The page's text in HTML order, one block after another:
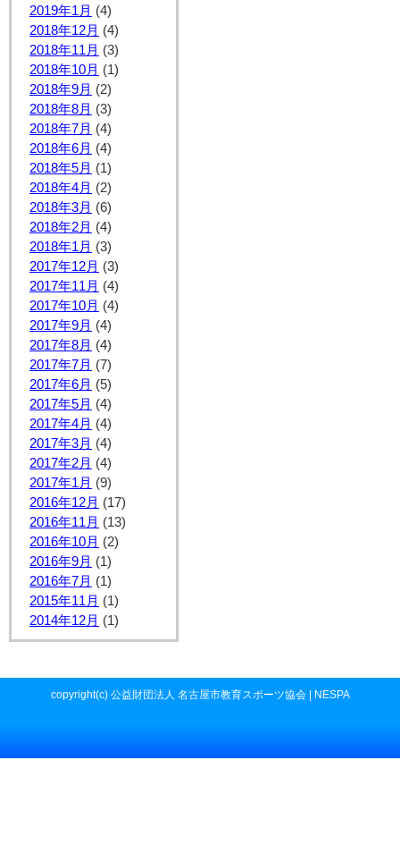
2019年1月 (4)
2018年12月 (4)
2018年11月 (3)
2018年10月 (1)
2018年9月 (2)
2018年8月 (3)
2018年7月 (4)
2018年6月 (4)
2018年5月 (1)
2018年4月 (2)
2018年3月 (6)
2018年2月 (4)
2018年1月 (3)
2017年12月 (3)
2017年11月 (4)
2017年10月 (4)
2017年9月 (4)
2017年8月 (4)
2017年7月 (7)
2017年6月 (5)
2017年5月 (4)
2017年4月 (4)
2017年3月 (4)
2017年2月 (4)
2017年1月 (9)
2016年12月 (17)
2016年11月 (13)
2016年10月 (2)
2016年9月 (1)
2016年7月 (1)
2015年11月 (1)
2014年12月 (1)
copyright(c) 公益財団法人 名古屋市教育スポーツ協会 | NESPA